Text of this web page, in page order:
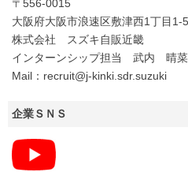
〒556-0015
大阪府大阪市浪速区敷津西1丁目1-5
株式会社 スズキ自販近畿
インターンシップ担当 武内 晴菜
Mail：recruit@j-kinki.sdr.suzuki
企業ＳＮＳ